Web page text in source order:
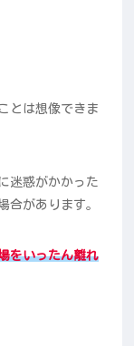
ことは想像できま
迷惑がかかった
合があります。
をいったん離れ